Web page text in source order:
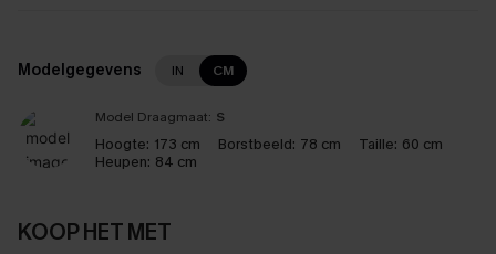
Modelgegevens IN CM
Model Draagmaat: S
Hoogte: 173 cm Borstbeeld: 78 cm Taille: 60 cm
Heupen: 84 cm
KOOP HET MET